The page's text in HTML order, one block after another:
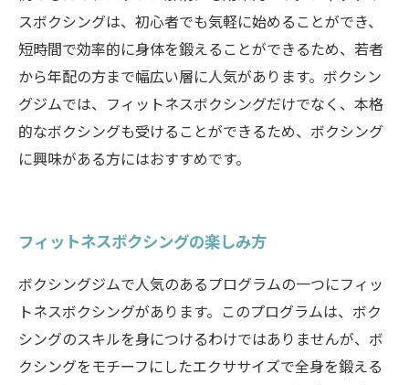
スボクシングは、初心者でも気軽に始めることができ、
短時間で効率的に身体を鍛えることができるため、若者
から年配の方まで幅広い層に人気があります。ボクシン
グジムでは、フィットネスボクシングだけでなく、本格
的なボクシングも受けることができるため、ボクシング
に興味がある方にはおすすめです。
フィットネスボクシングの楽しみ方
ボクシングジムで人気のあるプログラムの一つにフィッ
トネスボクシングがあります。このプログラムは、ボク
シングのスキルを身につけるわけではありませんが、ボ
クシングをモチーフにしたエクササイズで全身を鍛える